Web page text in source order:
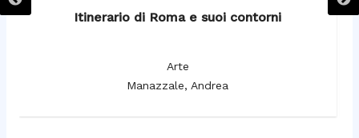
Itinerario di Roma e suoi contorni
Arte
Manazzale, Andrea